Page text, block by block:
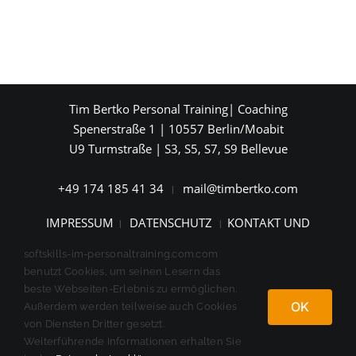
Tim Bertko Personal Training| Coaching
Spenerstraße 1 | 10557 Berlin/Moabit
U9 Turmstraße | S3, S5, S7, S9 Bellevue
+49 174 185 41 34 mail@timbertko.com
IMPRESSUM DATENSCHUTZ
KONTAKT UND
FacebookInstagramYouTube
softskills-im-personaltraining.com.com
benutzt Cookies, um seinen Lesern das
beste Webseiten-Erlebnis zu ermöglichen.
Außerdem werden teilweise auch Cookies
von Diensten Dritter gesetzt.
Weiterführende Informationen erhalten Sie
OK